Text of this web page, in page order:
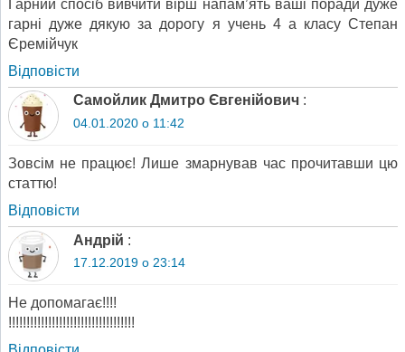
Гарний спосіб вивчити вірш напам’ять ваші поради дуже
гарні дуже дякую за дорогу я учень 4 а класу Степан
Єремійчук
Відповіcти
Самойлик Дмитро Євгенійович :
04.01.2020 о 11:42
Зовсім не працює! Лише змарнував час прочитавши цю
статтю!
Відповіcти
Андрій :
17.12.2019 о 23:14
Не допомагає!!!!
!!!!!!!!!!!!!!!!!!!!!!!!!!!!!!!!!!!